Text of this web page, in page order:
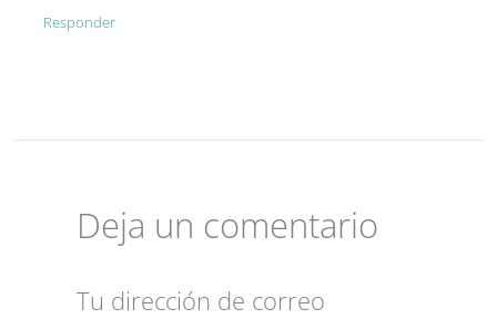
Responder
Deja un comentario
Tu dirección de correo